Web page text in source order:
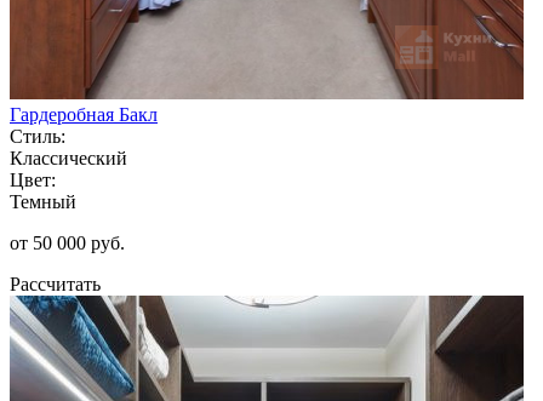
Гардеробная Бакл
Стиль:
Классический
Цвет:
Темный
от 50 000 руб.
Рассчитать